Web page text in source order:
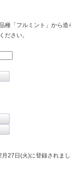
種「フルミント」から
ださい。
27日(火)に登録されまし